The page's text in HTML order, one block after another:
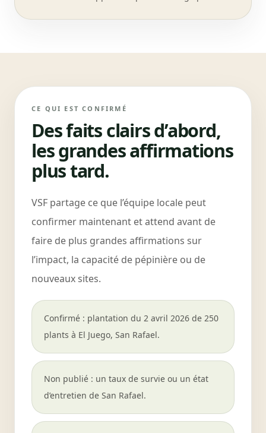
CE QUI EST CONFIRMÉ
Des faits clairs d’abord,
les grandes affirmations
plus tard.
VSF partage ce que l’équipe locale peut
confirmer maintenant et attend avant de
faire de plus grandes affirmations sur
l’impact, la capacité de pépinière ou de
nouveaux sites.
Confirmé : plantation du 2 avril 2026 de 250
plants à El Juego, San Rafael.
Non publié : un taux de survie ou un état
d’entretien de San Rafael.